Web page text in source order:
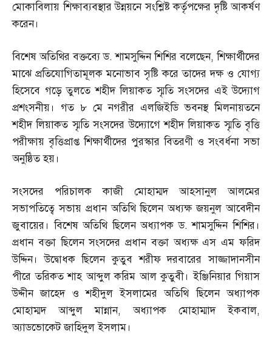
মোকাবিলায় শিক্ষাব্যবস্থার উন্নয়নে সংশ্লিষ্ট কর্তৃপক্ষের দৃষ্টি আকর্ষণ
করেন।
বিশেষ অতিথির বক্তব্যে ড.শামসুদ্দিন শিশির বলেছেন,শিক্ষার্থীদের
মাঝে প্রতিযোগিতামূলক মনোভাব সৃষ্টি করে তাদের দক্ষ ও যোগ্য
হিসেবে গড়ে তুলতে শহীদ লিয়াকত স্মৃতি সংসদের এই উদ্যোগ
প্রশংসনীয়। গত ৮ মে নগরীর এলজিইডি ভবনস্থ মিলনায়তনে
শহীদ লিয়াকত স্মৃতি সংসদের উদ্যোগে শহীদ লিয়াকত স্মৃতি বৃত্তি
পরীক্ষায় বৃত্তিপ্রাপ্ত শিক্ষার্থীদের পুরস্কার বিতরণী ও সংবর্ধনা সভা
অনুষ্ঠিত হয়।
সংসদের পরিচালক কাজী মোহাম্মদ আহসানুল আলমের
সভাপতিত্বে সভায় প্রধান অতিথি ছিলেন অধ্যক্ষ জয়নুল আবেদীন
জুবায়ের। বিশেষ অতিথি ছিলেন অধ্যাপক ড.শামসুদ্দিন শিশির।
প্রধান বক্তা ছিলেন সংসদের প্রধান বক্তা অধ্যক্ষ এস এম ফরিদ
উদ্দিন। উদ্বোধক ছিলেন কুতুব শরীফ দরবারের সাজ্জাদানসীন
পীরে তরিকত শাহ আব্দুল করিম আল কুতুবী। ইঞ্জিনিয়ার গিয়াস
উদ্দীন জাহেদ ও শহীদুল ইসলামের অতিথি ছিলেন অধ্যাপক
মোহাম্মদ আব্দুল মান্নান,অধ্যাপক মোহাম্মাদ ইকবাল,
অ্যাডভোকেট জাহিদুল ইসলাম।